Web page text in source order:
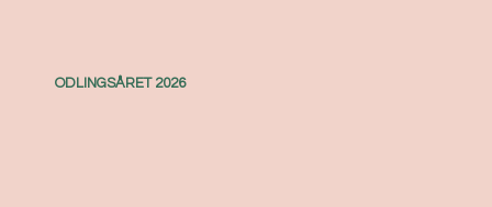
ODLINGSÅRET 2026